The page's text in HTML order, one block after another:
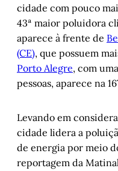
cidade com pouco
43ª maior poluidora
aparece à frente de
(CE), que possuem
Porto Alegre, com
pessoas, aparece na
Levando em
cidade lidera a
de energia por meio
reportagem da